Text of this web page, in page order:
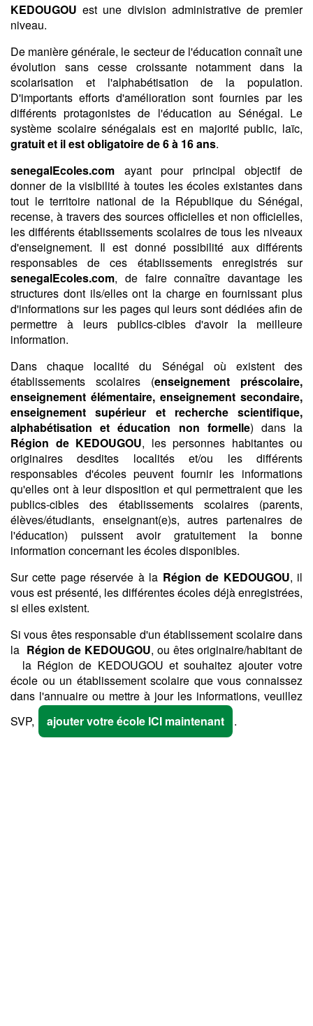
KEDOUGOU est une division administrative de premier
niveau.
De manière générale, le secteur de l'éducation connaît une
évolution sans cesse croissante notamment dans la
scolarisation et l'alphabétisation de la population.
D'importants efforts d'amélioration sont fournies par les
différents protagonistes de l'éducation au Sénégal. Le
système scolaire sénégalais est en majorité public, laïc,
gratuit et il est obligatoire de 6 à 16 ans.
senegalEcoles.com ayant pour principal objectif de
donner de la visibilité à toutes les écoles existantes dans
tout le territoire national de la République du Sénégal,
recense, à travers des sources officielles et non officielles,
les différents établissements scolaires de tous les niveaux
d'enseignement. Il est donné possibilité aux différents
responsables de ces établissements enregistrés sur
senegalEcoles.com, de faire connaître davantage les
structures dont ils/elles ont la charge en fournissant plus
d'informations sur les pages qui leurs sont dédiées afin de
permettre à leurs publics-cibles d'avoir la meilleure
information.
Dans chaque localité du Sénégal où existent des
établissements scolaires (enseignement préscolaire,
enseignement élémentaire, enseignement secondaire,
enseignement supérieur et recherche scientifique,
alphabétisation et éducation non formelle) dans la
Région de KEDOUGOU, les personnes habitantes ou
originaires desdites localités et/ou les différents
responsables d'écoles peuvent fournir les informations
qu'elles ont à leur disposition et qui permettraient que les
publics-cibles des établissements scolaires (parents,
élèves/étudiants, enseignant(e)s, autres partenaires de
l'éducation) puissent avoir gratuitement la bonne
information concernant les écoles disponibles.
Sur cette page réservée à la Région de KEDOUGOU, il
vous est présenté, les différentes écoles déjà enregistrées,
si elles existent.
Si vous êtes responsable d'un établissement scolaire dans
la Région de KEDOUGOU, ou êtes originaire/habitant de
la Région de KEDOUGOU et souhaitez ajouter votre
école ou un établissement scolaire que vous connaissez
dans l'annuaire ou mettre à jour les informations, veuillez
SVP,
ajouter votre école ICI maintenant .